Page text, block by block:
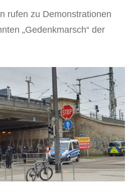
rufen zu Demonstrationen
„Gedenkmarsch“ der